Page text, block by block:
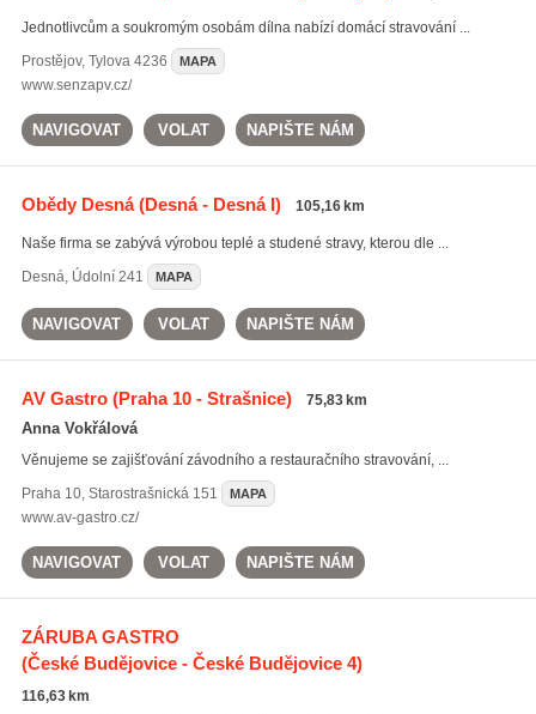
Jednotlivcům a soukromým osobám dílna nabízí domácí stravování ...
Prostějov, Tylova 4236 MAPA
www.senzapv.cz/
NAVIGOVAT VOLAT NAPIŠTE NÁM
Obědy Desná(Desná - Desná I) 105,16 km
Naše firma se zabývá výrobou teplé a studené stravy, kterou dle ...
Desná, Údolní 241 MAPA
NAVIGOVAT VOLAT NAPIŠTE NÁM
AV Gastro(Praha 10 - Strašnice) 75,83 km
Anna Vokřálová
Věnujeme se zajišťování závodního a restauračního stravování, ...
Praha 10, Starostrašnická 151 MAPA
www.av-gastro.cz/
NAVIGOVAT VOLAT NAPIŠTE NÁM
ZÁRUBA GASTRO
(České Budějovice - České Budějovice 4)
116,63 km